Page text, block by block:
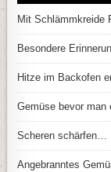
Mit Schlämmkreide
Besondere
Hitze im Backofen
Gemüse bevor
Scheren schärfen…
Angebranntes